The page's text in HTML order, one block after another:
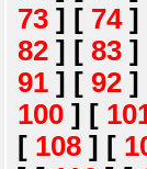
73 ] [ 74]
82 ] [ 83 ]
91 ] [ 92 ]
100 ] [
[ 108 ] [